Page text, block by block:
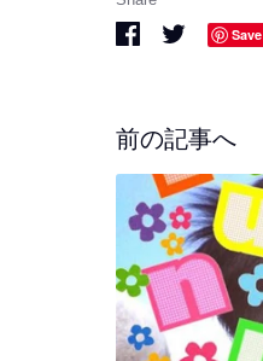
ShareShareSave
前の記事へ